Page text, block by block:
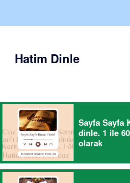
Hatim Dinle
Sayfa Sayfa
dinle. 1 ile
olarak